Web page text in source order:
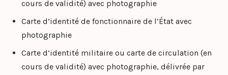
cours de validité) avec photographie
Carte d’identité de fonctionnaire de l’État avec
photographie
Carte d’identité militaire ou carte de circulation (en
cours de validité) avec photographie, délivrée par